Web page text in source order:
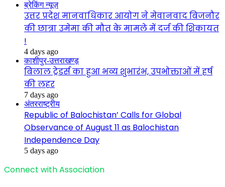
ब्रेकिंग न्यूज़
उत्तर प्रदेश मानवाधिकार आयोग ने मेवानवाद बिजनौर
की छात्रा उमेमा की मौत के मामले में दर्ज की शिकायत
!
4 days ago
काशीपुर-उत्तराखण्ड़
बिलाल ट्रेडर्स का हुआ भव्य शुभारंभ, उपभोक्ताओं में हर्ष
की लहर
7 days ago
अंतरराष्ट्रीय
Republic of Balochistan’ Calls for Global
Observance of August 11 as Balochistan
Independence Day
5 days ago
Connect with Association